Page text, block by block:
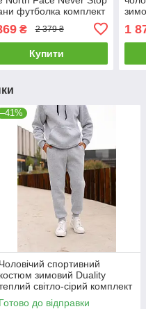
футболка комплект
₴ 2 379 ₴
Купити
1
–41%
Чоловічий спортивний
костюм зимовий Duality
світло-сірий комплект
худі штани на флісі
Готово до відправки